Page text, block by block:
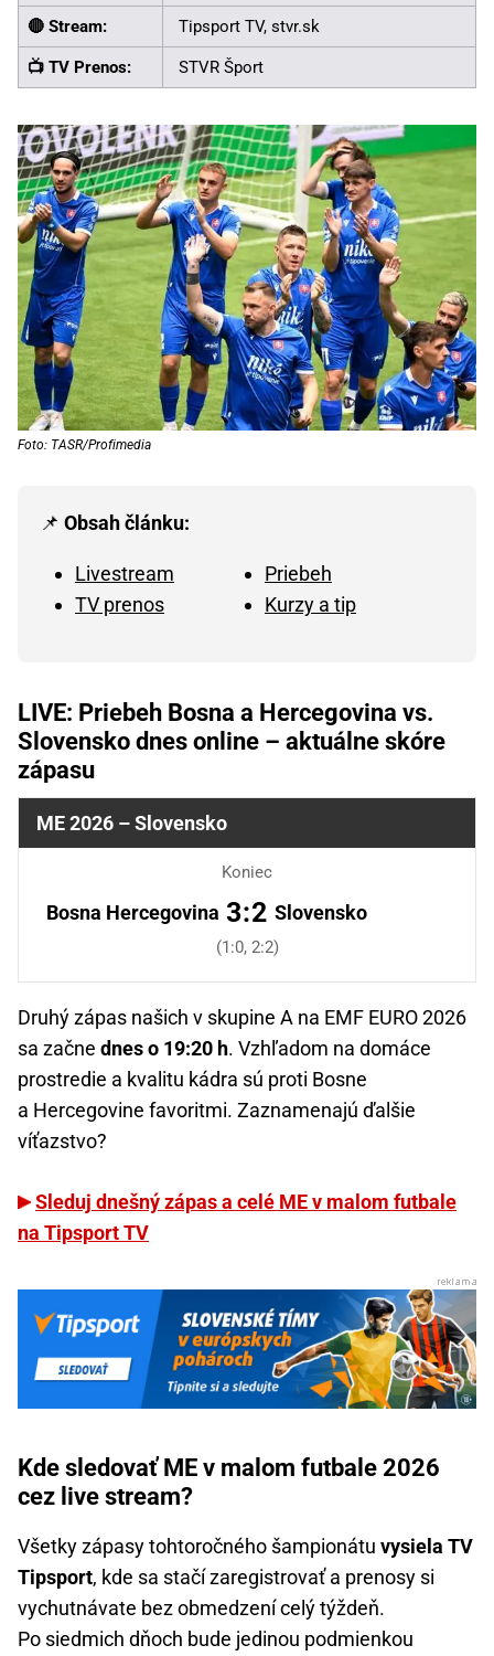
🔴 Stream: Tipsport TV, stvr.sk
📺 TV Prenos: STVR Šport
Foto: TASR/Profimedia
📌 Obsah článku:
Livestream
Priebeh
TV prenos
Kurzy a tip
LIVE: Priebeh Bosna a Hercegovina vs.
Slovensko dnes online – aktuálne skóre
zápasu
ME 2026 – Slovensko
Koniec
Bosna Hercegovina 3:2 Slovensko
(1:0, 2:2)
Druhý zápas našich v skupine A na EMF EURO 2026
sa začne dnes o 19:20 h. Vzhľadom na domáce
prostredie a kvalitu kádra sú proti Bosne
a Hercegovine favoritmi. Zaznamenajú ďalšie
víťazstvo?
Sleduj dnešný zápas a celé ME v malom futbale
na Tipsport TV
Kde sledovať ME v malom futbale 2026
cez live stream?
Všetky zápasy tohtoročného šampionátu vysiela TV
Tipsport, kde sa stačí zaregistrovať a prenosy si
vychutnávate bez obmedzení celý týždeň.
Po siedmich dňoch bude jedinou podmienkou